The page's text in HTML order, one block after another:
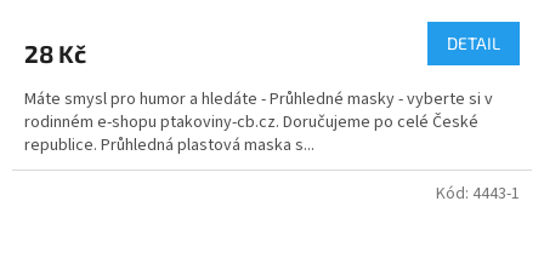
28 Kč DETAIL
Máte smysl pro humor a hledáte - Průhledné masky - vyberte si v
rodinném e-shopu ptakoviny-cb.cz. Doručujeme po celé České
republice. Průhledná plastová maska s...
Kód: 4443-1